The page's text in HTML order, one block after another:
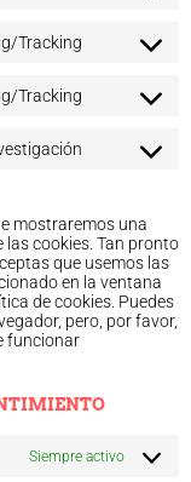
Tracking
Tracking
mostraremos una
cookies. Tan pronto
que usemos las
en la ventana
de cookies. Puedes
pero, por favor,
funcionar
Siempre activo